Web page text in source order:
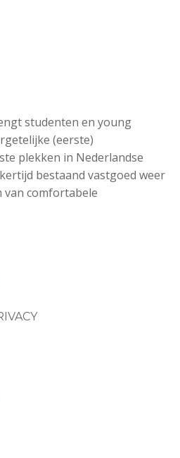
studenten en young
(eerste)
plekken in Nederlandse
bestaand vastgoed weer
van comfortabele